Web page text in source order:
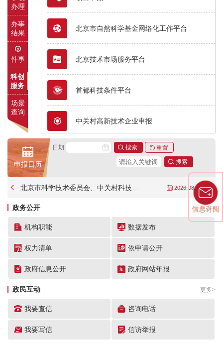
办理
办事
结果
件事
科创
服务
场景
查询
北京市自然科学基金网络化工作平台
北京技术市场服务平台
首都科技条件平台
中关村高新技术企业申报
应用场景统一发布平台
北京市新技术新产品新服务认定
中关村特色产业园管理
中关村人才特区、国际合作办事指南
申报日历
日期
2026-08-05
政务公开 更多>
机构职能 数据发布
权力清单 依申请公开
政府信息公开 政府网站年报
政民互动 更多>
我要查信 咨询电话
我要写信 信访举报
信息订阅